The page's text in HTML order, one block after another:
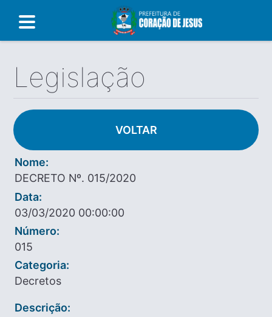
Legislação
VOLTAR
Nome:
DECRETO Nº. 015/2020
Data:
03/03/2020 00:00:00
Número:
015
Categoria:
Decretos
Descrição: